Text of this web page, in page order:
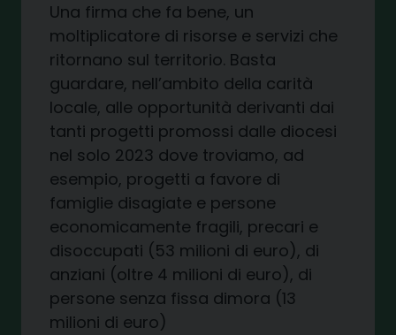
Una firma che fa bene, un
moltiplicatore di risorse e servizi che
ritornano sul territorio. Basta
guardare, nell’ambito della carità
locale, alle opportunità derivanti dai
tanti progetti promossi dalle diocesi
nel solo 2023 dove troviamo, ad
esempio, progetti a favore di
famiglie disagiate e persone
economicamente fragili, precari e
disoccupati (53 milioni di euro), di
anziani (oltre 4 milioni di euro), di
persone senza fissa dimora (13
milioni di euro)